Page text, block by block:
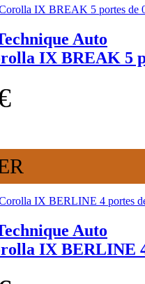
Auto
IX BREAK 5
Auto
IX BERLINE